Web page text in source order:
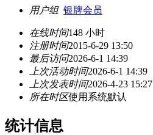
用户组 银牌会员
在线时间148 小时
注册时间2015-6-29 13:50
最后访问2026-6-1 14:39
上次活动时间2026-6-1 14:39
上次发表时间2026-4-23 15:27
所在时区使用系统默认
统计信息